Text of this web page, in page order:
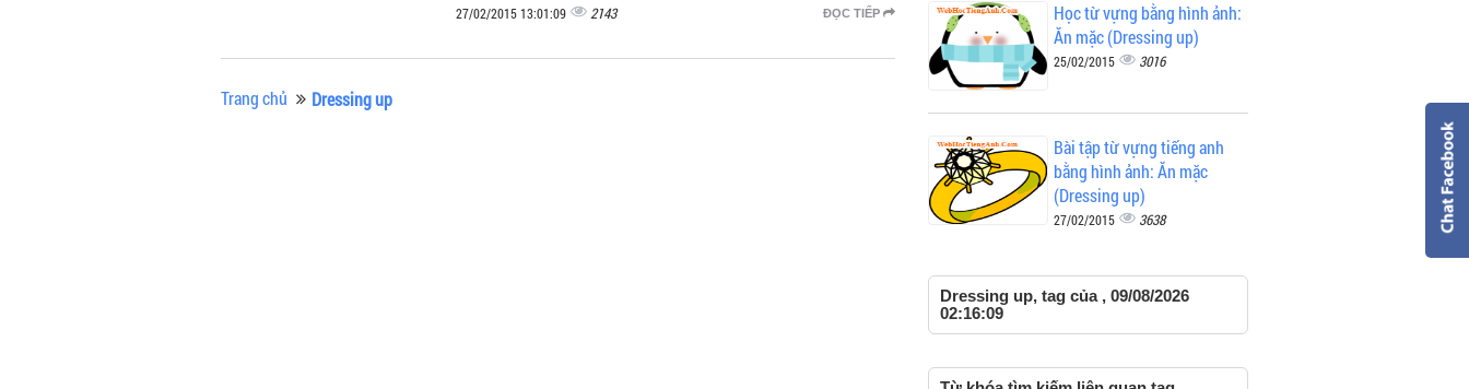
ĐỌC TIẾP
27/02/2015 13:01:09 2143
Trang chủ Dressing up
Học từ vựng bằng hình ảnh:
Ăn mặc (Dressing up)
25/02/2015 3016
Bài tập từ vựng tiếng anh
bằng hình ảnh: Ăn mặc
(Dressing up)
27/02/2015 3638
Dressing up, tag của , 09/08/2026
02:16:09